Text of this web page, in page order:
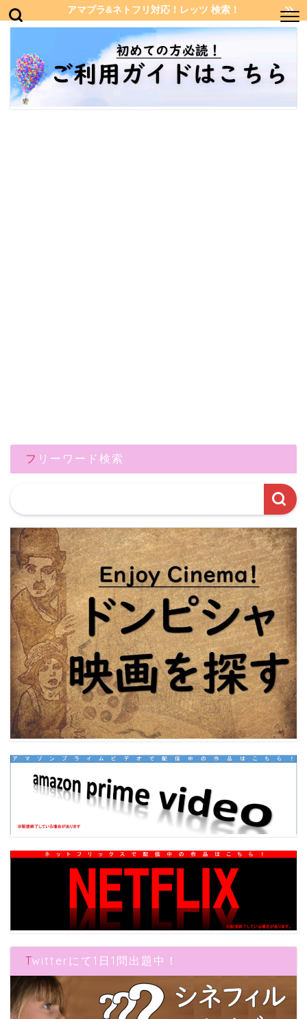
アマプラ&ネトフリ対応！レッツ 検索！
フリーワード検索
Twitterにて1日1問出題中！